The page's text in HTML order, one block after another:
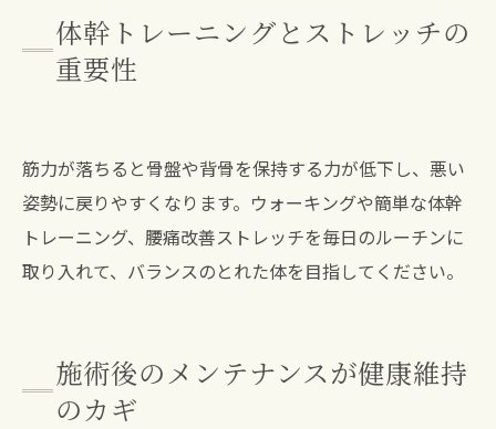
体幹トレーニングとストレッチの
重要性
筋力が落ちると骨盤や背骨を保持する力が低下し、悪い
姿勢に戻りやすくなります。ウォーキングや簡単な体幹
トレーニング、腰痛改善ストレッチを毎日のルーチンに
取り入れて、バランスのとれた体を目指してください。
施術後のメンテナンスが健康維持
のカギ